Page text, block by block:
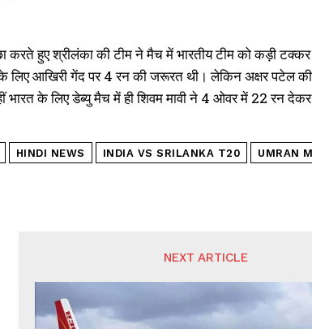
करते हुए श्रीलंका की टीम ने मैच में भारतीय टीम को कड़ी
लिए आखिरी गेंद पर 4 रन की जरूरत थी। लेकिन अक्षर पटेल
भारत के लिए डेब्यु मैच में ही शिवम मावी ने 4 ओवर में 22 रन
HINDI NEWS INDIA VS SRILANKA T20 UMRAN
NEXT ARTICLE